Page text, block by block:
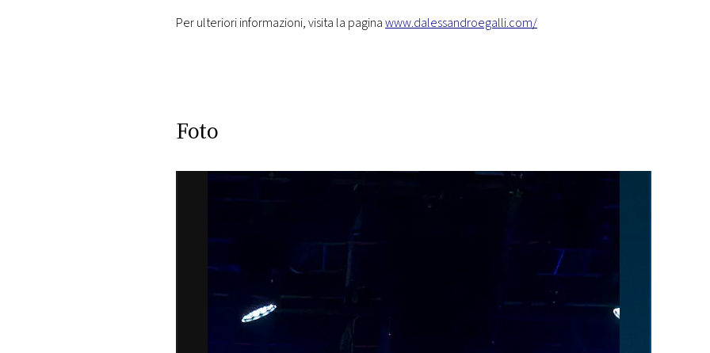
Per ulteriori informazioni, visita la paginawww.dalessandroegalli.com/
Foto